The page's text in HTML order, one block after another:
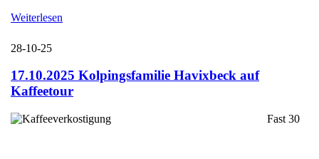
Weiterlesen
28-10-25
17.10.2025 Kolpingsfamilie Havixbeck auf
Kaffeetour
Fast 30